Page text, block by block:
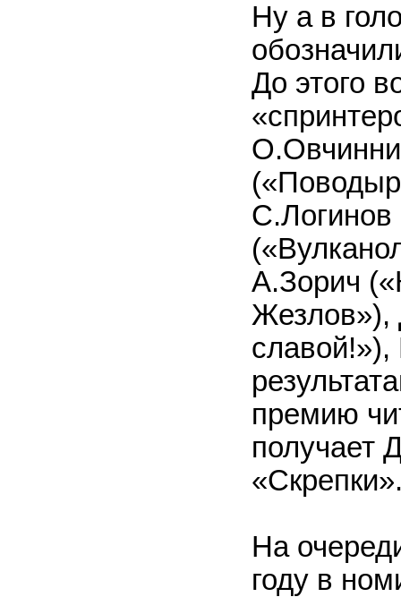
Ну а в
До этого
А.Зорич
Жезлов»),
премию
получает
На
году в